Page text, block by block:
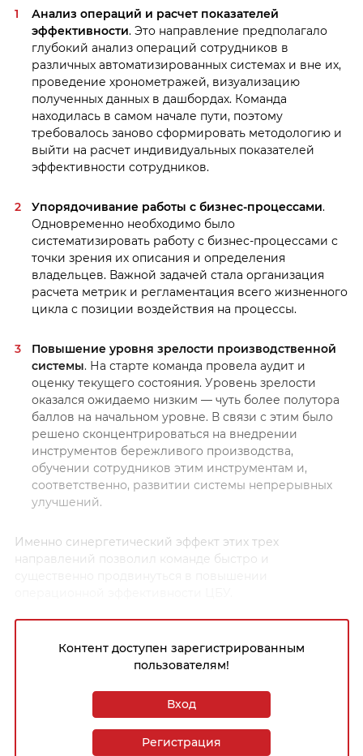
Анализ операций и расчет показателей
эффективности. Это направление предполагало
глубокий анализ операций сотрудников в
различных автоматизированных системах и вне их,
проведение хронометражей, визуализацию
полученных данных в дашбордах. Команда
находилась в самом начале пути, поэтому
требовалось заново сформировать методологию и
выйти на расчет индивидуальных показателей
эффективности сотрудников.
Упорядочивание работы с бизнес-процессами.
Одновременно необходимо было
систематизировать работу с бизнес-процессами с
точки зрения их описания и определения
владельцев. Важной задачей стала организация
расчета метрик и регламентация всего жизненного
цикла с позиции воздействия на процессы.
Повышение уровня зрелости производственной
системы. На старте команда провела аудит и
оценку текущего состояния. Уровень зрелости
оказался ожидаемо низким — чуть более полутора
баллов на начальном уровне. В связи с этим было
решено сконцентрироваться на внедрении
инструментов бережливого производства,
обучении сотрудников этим инструментам и,
соответственно, развитии системы непрерывных
улучшений.
Именно синергетический эффект этих трех
направлений позволил команде быстро и
Контент доступен зарегистрированным
пользователям!
Вход
Регистрация